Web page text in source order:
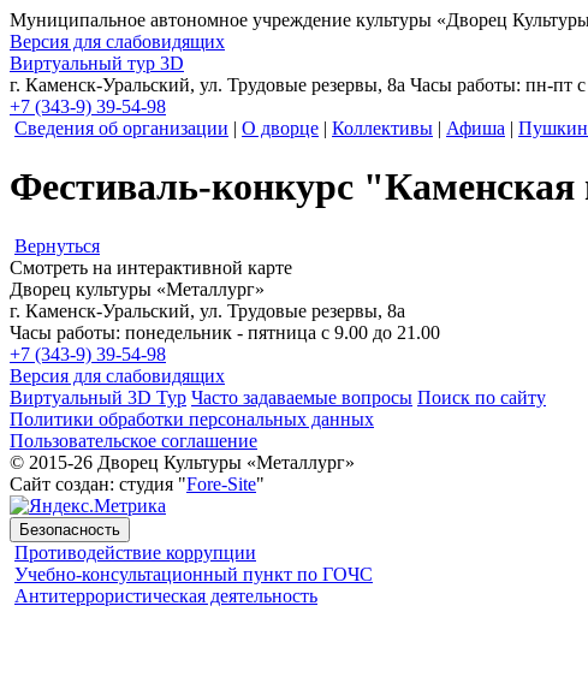
Муниципальное автономное учреждение культуры «Дворец
Версия для слабовидящих
Виртуальный тур 3D
г. Каменск-Уральский, ул. Трудовые резервы, 8а Часы работы: пн-пт
+7 (343-9) 39-54-98
Сведения об организации | О дворце | Коллективы | Афиша |
Фестиваль-конкурс
Вернуться
Смотреть на интерактивной карте
Дворец культуры «Металлург»
г. Каменск-Уральский, ул. Трудовые резервы, 8а
Часы работы: понедельник - пятница с 9.00 до 21.00
+7 (343-9) 39-54-98
Версия для слабовидящих
Виртуальный 3D Тур Часто задаваемые вопросы Поиск по сайту
Политики обработки персональных данных
Пользовательское соглашение
© 2015-26 Дворец Культуры «Металлург»
Сайт создан: студия "Fore-Site"
Безопасность
Противодействие коррупции
Учебно-консультационный пункт по ГОЧС
Антитеррористическая деятельность